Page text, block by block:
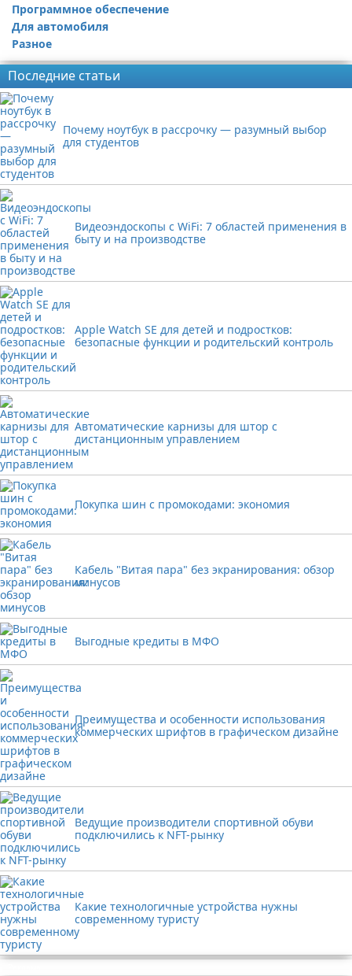
Программное обеспечение
Для автомобиля
Разное
Последние статьи
Почему ноутбук в рассрочку — разумный выбор
для студентов
Видеоэндоскопы с WiFi: 7 областей применения в
быту и на производстве
Apple Watch SE для детей и подростков:
безопасные функции и родительский контроль
Автоматические карнизы для штор с
дистанционным управлением
Покупка шин с промокодами: экономия
Кабель "Витая пара" без экранирования: обзор
минусов
Выгодные кредиты в МФО
Преимущества и особенности использования
коммерческих шрифтов в графическом дизайне
Ведущие производители спортивной обуви
подключились к NFT-рынку
Какие технологичные устройства нужны
современному туристу